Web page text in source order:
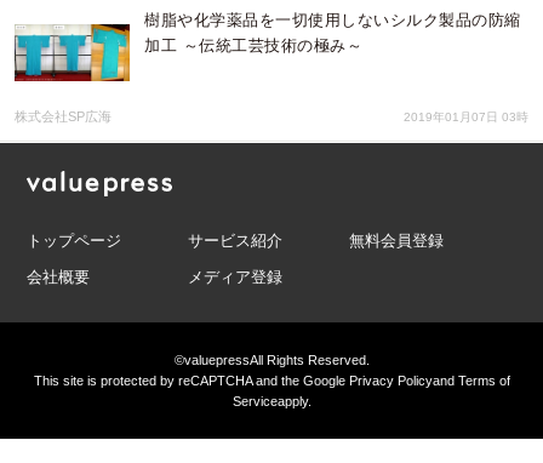
樹脂や化学薬品を一切使用しないシルク製品の防縮
加工 ～伝統工芸技術の極み～
株式会社SP広海 2019年01月07日 03時
トップページ サービス紹介
無料会員登録
会社概要
メディア登録
©valuepressAll Rights Reserved.
This site is protected by reCAPTCHA and the GooglePrivacy PolicyandTerms of
Serviceapply.